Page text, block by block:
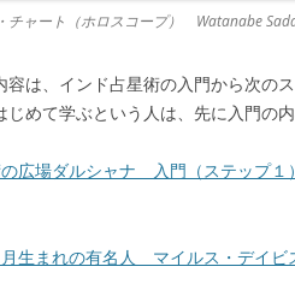
ャート（ホロスコープ） Watanabe
は、インド占星術の入門から次の
じめて学ぶという人は、先に入門の
広場ダルシャナ 入門（ステップ
月生まれの有名人 マイルス・デイ